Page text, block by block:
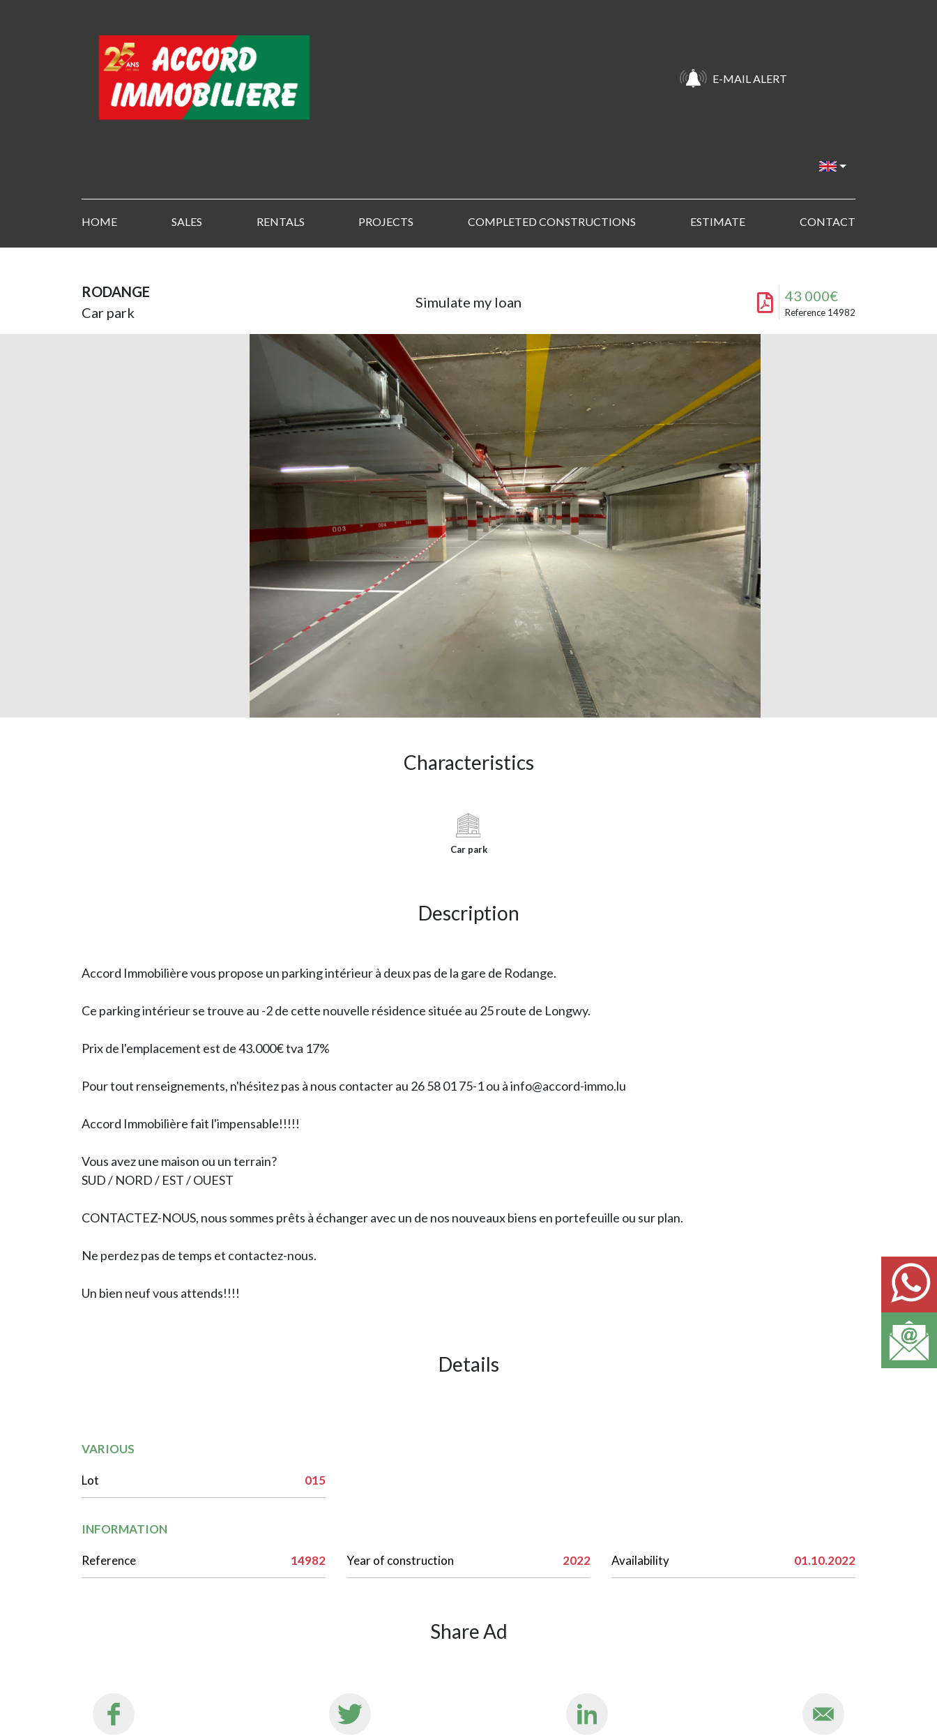
E-MAIL ALERT
HOME SALES RENTALS PROJECTS COMPLETED CONSTRUCTIONS ESTIMATE CONTACT
RODANGE
Car park
Simulate my loan 43 000€
Reference 14982
Characteristics
Car park
Description
Accord Immobilière vous propose un parking intérieur à deux pas de la gare de Rodange.
Ce parking intérieur se trouve au -2 de cette nouvelle résidence située au 25 route de Longwy.
Prix de l'emplacement est de 43.000€ tva 17%
Pour tout renseignements, n'hésitez pas à nous contacter au 26 58 01 75-1 ou à info@accord-immo.lu
Accord Immobilière fait l'impensable!!!!!
Vous avez une maison ou un terrain?
SUD / NORD / EST / OUEST
CONTACTEZ-NOUS, nous sommes prêts à échanger avec un de nos nouveaux biens en portefeuille ou sur plan.
Ne perdez pas de temps et contactez-nous.
Un bien neuf vous attends!!!!
Details
VARIOUS
Lot 015
INFORMATION
Reference 14982 Year of construction 2022 Availability 01.10.2022
Share Ad